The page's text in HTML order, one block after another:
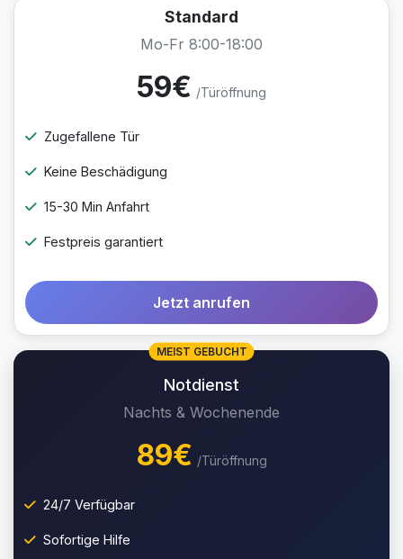
Standard
Mo-Fr 8:00-18:00
59€ /Türöffnung
Zugefallene Tür
Keine Beschädigung
15-30 Min Anfahrt
Festpreis garantiert
Jetzt anrufen
MEIST GEBUCHT
Notdienst
Nachts & Wochenende
89€ /Türöffnung
24/7 Verfügbar
Sofortige Hilfe